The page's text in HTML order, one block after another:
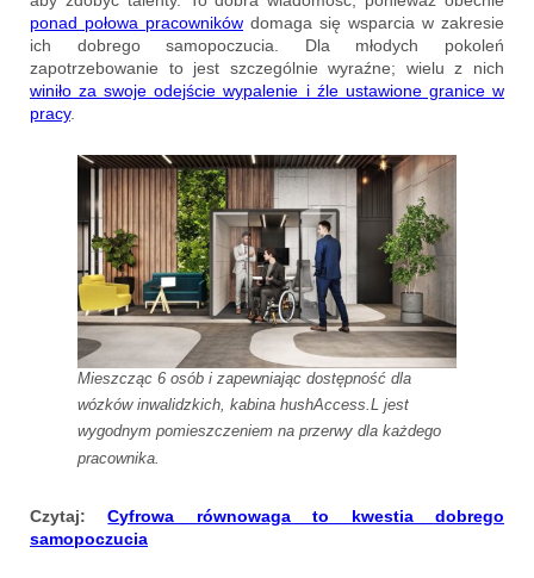
ponad połowa pracowników domaga się wsparcia w zakresie
ich dobrego samopoczucia. Dla młodych pokoleń
zapotrzebowanie to jest szczególnie wyraźne; wielu z nich
winiło za swoje odejście wypalenie i źle ustawione granice w
pracy.
Mieszcząc 6 osób i zapewniając dostępność dla
wózków inwalidzkich, kabina hushAccess.L jest
wygodnym pomieszczeniem na przerwy dla każdego
pracownika.
Czytaj:Cyfrowa równowaga to kwestia dobrego
samopoczucia